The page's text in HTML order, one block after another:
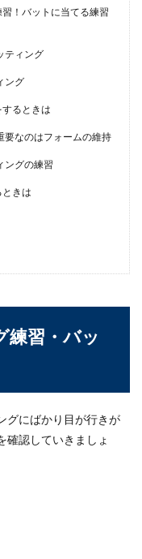
要です。お子さんは毎日ス
ムがきれいになる
きれいだと安定して投げ
トがなかなか決まらない
。何を目安に早い・
について
！バットに当てる練習
ティング
ング
るときは
要なのはフォームの維持
ングの練習
きは
練習・バッ
グにばかり目が行きが
確認していきましょ